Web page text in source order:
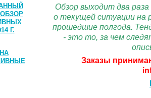
Г.
Обзор выходит два
о текущей ситуации на
прошедшие полгода.
- это то, за чем
Заказы